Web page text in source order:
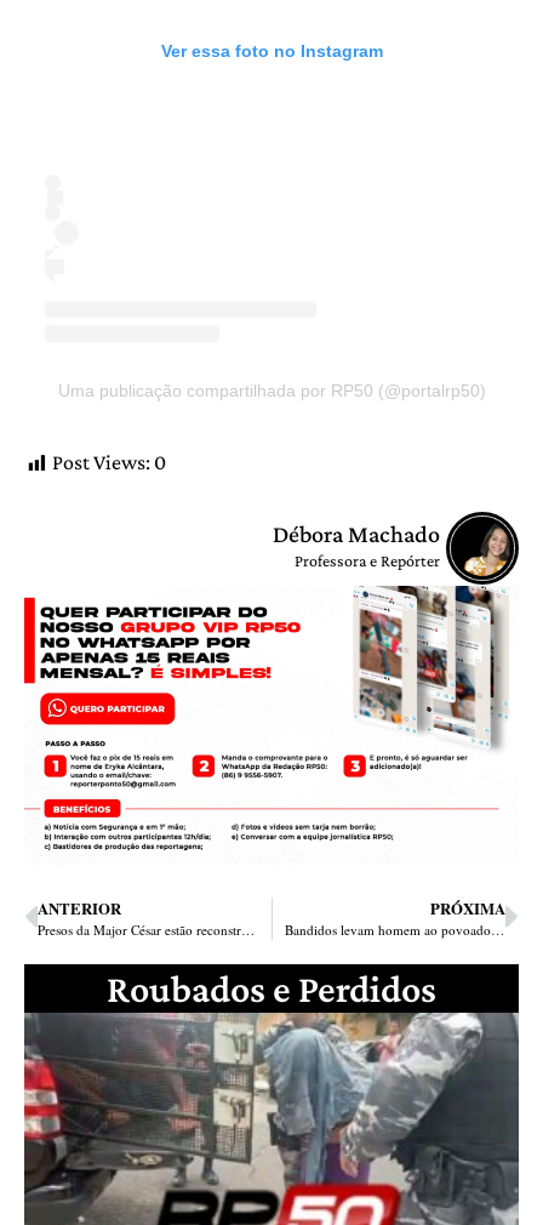
Ver essa foto no Instagram
Uma publicação compartilhada por RP50 (@portalrp50)
Post Views: 0
Débora Machado
Professora e Repórter
ANTERIOR
Presos da Major César estão reconstruindo calçamento de secretarias
PRÓXIMA
Bandidos levam homem ao povoado Baixão do Carlos e o matam a tiros
Roubados e Perdidos